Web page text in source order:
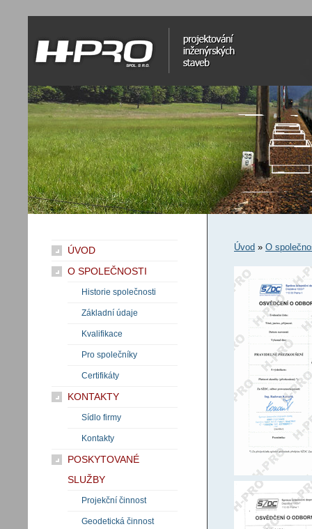
H-Pro spol. s r.o.
projektování inženýrských staveb
Úvod » O
ÚVOD
O SPOLEČNOSTI
Historie společnosti
Základní údaje
Kvalifikace
Pro společníky
Certifikáty
KONTAKTY
Sídlo firmy
Kontakty
POSKYTOVANÉ
SLUŽBY
Projekční činnost
Geodetická činnost